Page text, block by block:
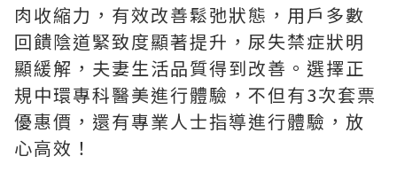
肉收縮力，有效改善鬆弛狀態，用戶多數
回饋陰道緊致度顯著提升，尿失禁症狀明
顯緩解，夫妻生活品質得到改善。選擇正
規中環專科醫美進行體驗，不但有3次套票
優惠價，還有專業人士指導進行體驗，放
心高效！